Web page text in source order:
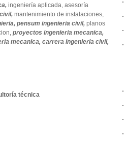
ingeniería aplicada, asesoría
civil, mantenimiento de instalaciones,
pensum ingenieria civil, planos
proyectos ingenieria mecanica,
mecanica, carrera ingenieria civil,
técnica